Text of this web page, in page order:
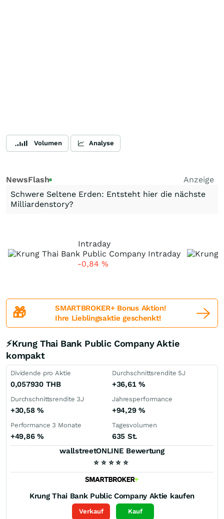
Volumen Analyse
NewsFlash
Anzeige
Schwere Seltene Erden: Entsteht hier die nächste
Milliardenstory?
Intraday
-0,84 %
🎁
SMARTBROKER+ Bonus Aktion!
Ihre Lieblingsaktie geschenkt!
⚡Krung Thai Bank Public Company Aktie
kompakt
Dividende pro Aktie
0,057930 THB
Durchschnittsrendite 5J
+36,61 %
Durchschnittsrendite 3J
+30,58 %
Jahresperformance
+94,29 %
Performance 3 Monate
+49,86 %
Tagesvolumen
635 St.
wallstreetONLINE Bewertung
⭐ ⭐ ⭐ ⭐ ⭐
Krung Thai Bank Public Company Aktie kaufen
Verkauf Kauf